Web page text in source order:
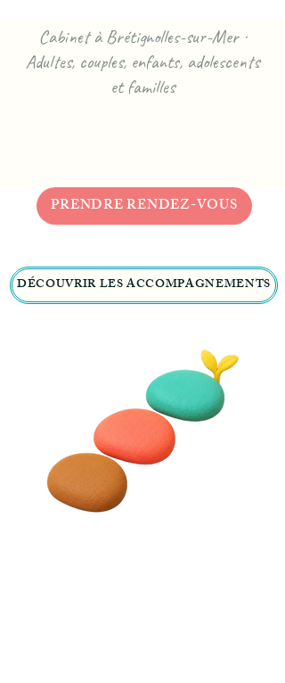
Cabinet à Brétignolles-sur-Mer ·
Adultes, couples, enfants, adolescents
et familles
PRENDRE RENDEZ-VOUS
DÉCOUVRIR LES ACCOMPAGNEMENTS